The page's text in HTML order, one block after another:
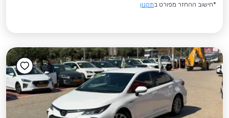
*חישוב ההחזר מפורט בתקנון